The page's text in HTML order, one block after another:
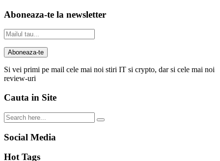
Aboneaza-te la newsletter
Si vei primi pe mail cele mai noi stiri IT si crypto, dar si cele mai noi
review-uri
Cauta in Site
Social Media
Hot Tags